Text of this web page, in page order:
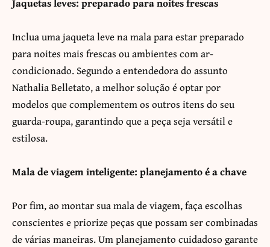
Inclua uma jaqueta leve na mala para estar preparado
para noites mais frescas ou ambientes com ar-
condicionado. Segundo a entendedora do assunto
Nathalia Belletato, a melhor solução é optar por
modelos que complementem os outros itens do seu
guarda-roupa, garantindo que a peça seja versátil e
estilosa.
Mala de viagem inteligente: planejamento é a chave
Por fim, ao montar sua mala de viagem, faça escolhas
conscientes e priorize peças que possam ser combinadas
de várias maneiras. Um planejamento cuidadoso garante